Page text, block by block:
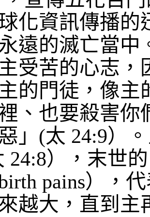
化資訊傳播的
遠的滅亡當中
受苦的心志，
的門徒，像主
、也要殺害你
」 (太 24:9）
24:8），末世
pains），
越大，直到主